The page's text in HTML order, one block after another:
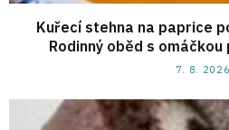
Kuřecí stehna na paprice
Rodinný oběd s
7. 8. 2026